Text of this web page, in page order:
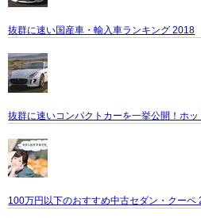
抜群に速い国産車・輸入車ランキング 2018
抜群に速いコンパクトカーを一挙公開！ホッ
100万円以下のおすすめ中古セダン・クーペ